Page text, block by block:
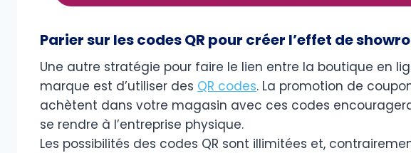
Parier sur les codes QR pour créer l’effet de
Une autre stratégie pour faire le lien entre la boutique en
marque est d’utiliser des QR codes. La promotion de
achètent dans votre magasin avec ces codes
se rendre à l’entreprise physique.
Les possibilités des codes QR sont illimitées et,